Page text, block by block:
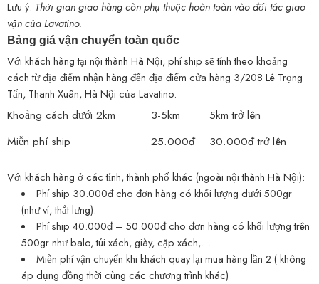
Lưu ý: Thời gian giao hàng còn phụ thuộc hoàn toàn vào đối tác giao
vận của Lavatino.
Bảng giá vận chuyển toàn quốc
Với khách hàng tại nội thành Hà Nội, phí ship sẽ tính theo khoảng
cách từ địa điểm nhận hàng đến địa điểm cửa hàng 3/208 Lê Trọng
Tấn, Thanh Xuân, Hà Nội của Lavatino.
Khoảng cách dưới 2km 3-5km
5km trở lên
Miễn phí ship
25.000đ 30.000đ trở lên
Với khách hàng ở các tỉnh, thành phố khác (ngoài nội thành Hà Nội):
Phí ship 30.000đ cho đơn hàng có khối lượng dưới 500gr
(như ví, thắt lưng).
Phí ship 40.000đ – 50.000đ cho đơn hàng có khối lượng trên
500gr như balo, túi xách, giày, cặp xách,…
Miễn phí vận chuyển khi khách quay lại mua hàng lần 2 ( không
áp dụng đồng thời cùng các chương trình khác)